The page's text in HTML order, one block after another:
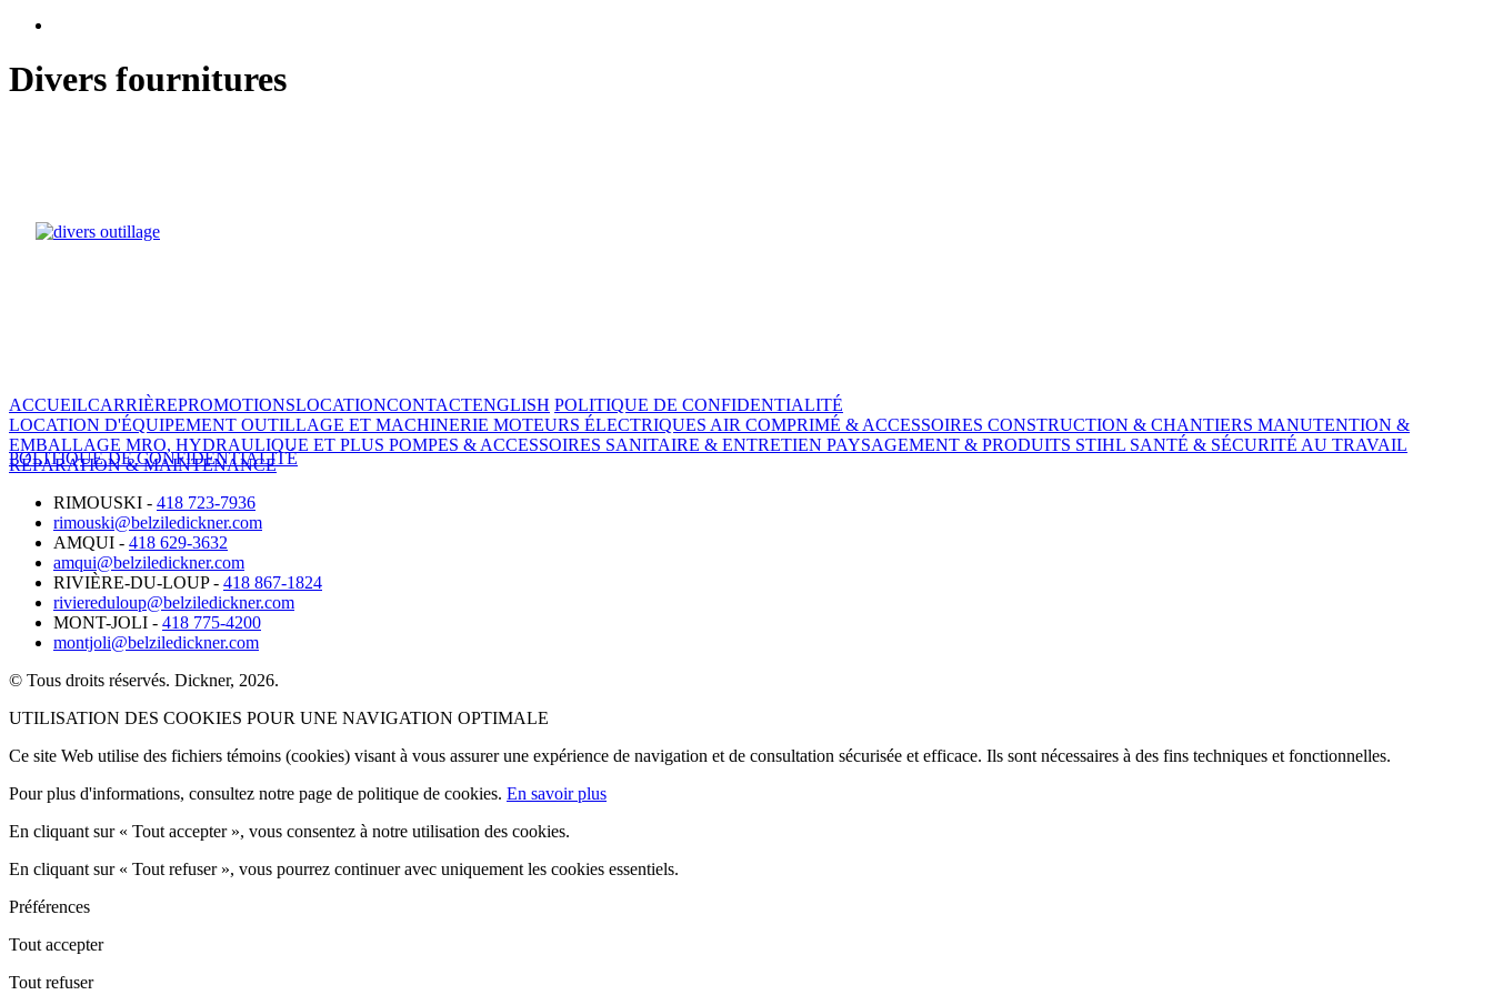
Divers fournitures
ACCUEILCARRIÈREPROMOTIONSLOCATIONCONTACTENGLISH POLITIQUE DE CONFIDENTIALITÉ
LOCATION D'ÉQUIPEMENT OUTILLAGE ET MACHINERIE MOTEURS ÉLECTRIQUES AIR COMPRIMÉ & ACCESSOIRES CONSTRUCTION & CHANTIERS MANUTENTION &
EMBALLAGE MRO, HYDRAULIQUE ET PLUS POMPES & ACCESSOIRES SANITAIRE & ENTRETIEN PAYSAGEMENT & PRODUITS STIHL SANTÉ & SÉCURITÉ AU TRAVAIL
RÉPARATION & MAINTENANCE
POLITIQUE DE CONFIDENTIALITÉ
RIMOUSKI - 418 723-7936
rimouski@belziledickner.com
AMQUI - 418 629-3632
amqui@belziledickner.com
RIVIÈRE-DU-LOUP- 418 867-1824
riviereduloup@belziledickner.com
MONT-JOLI - 418 775-4200
montjoli@belziledickner.com
© Tous droits réservés. Dickner, 2026.
UTILISATION DES COOKIES POUR UNE NAVIGATION OPTIMALE
Ce site Web utilise des fichiers témoins (cookies) visant à vous assurer une expérience de navigation et de consultation sécurisée et efficace. Ils sont nécessaires à des fins techniques et fonctionnelles.
Pour plus d'informations, consultez notre page de politique de cookies. En savoir plus
En cliquant sur « Tout accepter », vous consentez à notre utilisation des cookies.
En cliquant sur « Tout refuser », vous pourrez continuer avec uniquement les cookies essentiels.
Préférences
Tout accepter
Tout refuser